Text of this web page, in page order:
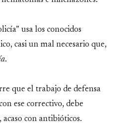
usa los conocidos
casi un mal necesario que,
.
que el trabajo de defensa
ese correctivo, debe
con antibióticos.